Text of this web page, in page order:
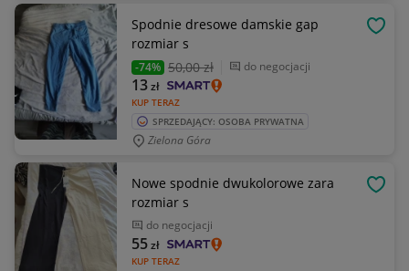
Spodnie dresowe damskie gap
rozmiar s
-74% 50,00 zł do negocjacji
KUP TERAZ
13zł
SPRZEDAJĄCY: OSOBA PRYWATNA
Zielona Góra
Nowe spodnie dwukolorowe zara
rozmiar s
do negocjacji
KUP TERAZ
55zł